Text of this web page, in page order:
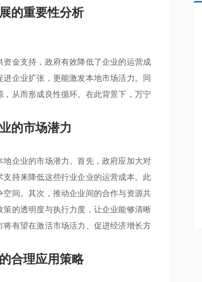
的重要性分析
金支持，政府有效降低了企业的运营成
企业扩张，更能激发本地市场活力。同
从而形成良性循环。在此背景下，万宁
的市场潜力
地企业的市场潜力。首先，政府应加大对
持来降低这些行业企业的运营成本。此
间。其次，推动企业间的合作与资源共
的透明度与执行力度，让企业能够清晰
有望在激活市场活力、促进经济增长方
合理应用策略